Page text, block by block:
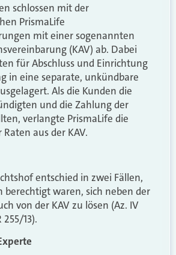
schlossen mit der
PrismaLife
mit einer sogenannten
(KAV) ab. Dabei
für Abschluss und Einrichtung
in eine separate, unkündbare
Als die Kunden die
und die Zahlung der
verlangte PrismaLife die
aus der KAV.
entschied in zwei Fällen,
berechtigt waren, sich neben der
von der KAV zu lösen (Az. IV
255/13).